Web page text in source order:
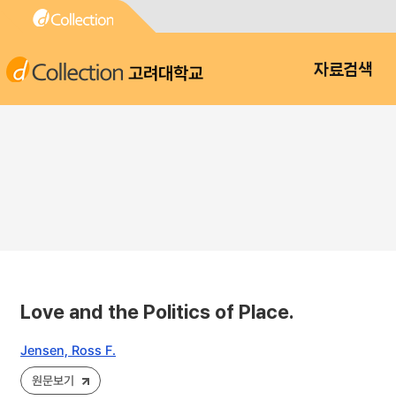
고려대학교 자료검색
Love and the Politics of Place.
Jensen, Ross F.
원문보기